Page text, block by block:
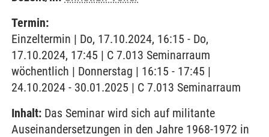
Termin:
Einzeltermin | Do, 17.10.2024, 16:15 - Do,
17.10.2024, 17:45 | C 7.013 Seminarraum
wöchentlich | Donnerstag | 16:15 - 17:45 |
24.10.2024 - 30.01.2025 | C 7.013 Seminarraum
Inhalt: Das Seminar wird sich auf militante
Auseinandersetzungen in den Jahre 1968-1972 in